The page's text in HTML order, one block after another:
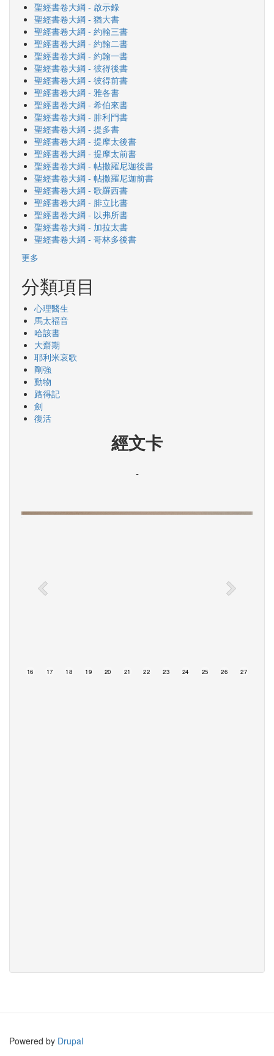
聖經書卷大綱 - 啟示錄
聖經書卷大綱 - 猶大書
聖經書卷大綱 - 約翰三書
聖經書卷大綱 - 約翰二書
聖經書卷大綱 - 約翰一書
聖經書卷大綱 - 彼得後書
聖經書卷大綱 - 彼得前書
聖經書卷大綱 - 雅各書
聖經書卷大綱 - 希伯來書
聖經書卷大綱 - 腓利門書
聖經書卷大綱 - 提多書
聖經書卷大綱 - 提摩太後書
聖經書卷大綱 - 提摩太前書
聖經書卷大綱 - 帖撒羅尼迦後書
聖經書卷大綱 - 帖撒羅尼迦前書
聖經書卷大綱 - 歌羅西書
聖經書卷大綱 - 腓立比書
聖經書卷大綱 - 以弗所書
聖經書卷大綱 - 加拉太書
聖經書卷大綱 - 哥林多後書
更多
分類項目
心理醫生
馬太福音
哈該書
大齋期
耶利米哀歌
剛強
動物
路得記
劍
復活
經文卡
-
16 17 18 19 20 21 22 23 24 25 26 27
Powered by Drupal